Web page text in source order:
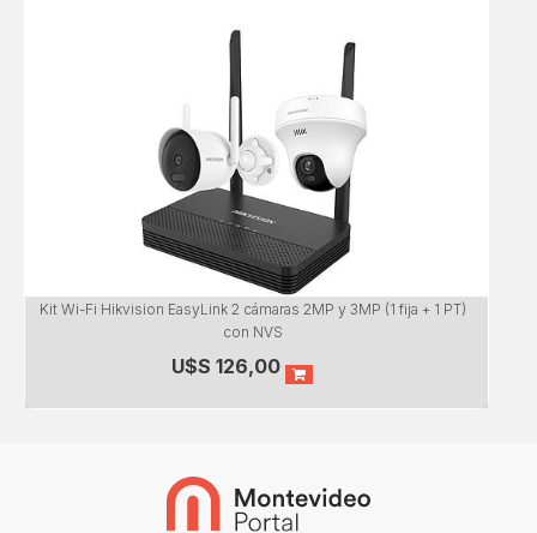
Kit Wi-Fi Hikvision EasyLink 2 cámaras 2MP y 3MP (1 fija + 1 PT)
con NVS
U$S126,00